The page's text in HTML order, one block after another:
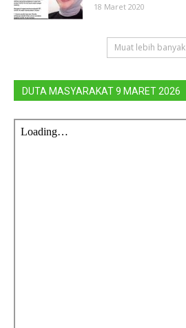
18 Maret 2020
Muat lebih banyak
DUTA MASYARAKAT 9 MARET 2026